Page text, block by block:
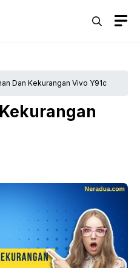
Dan Kekurangan Vivo Y91c